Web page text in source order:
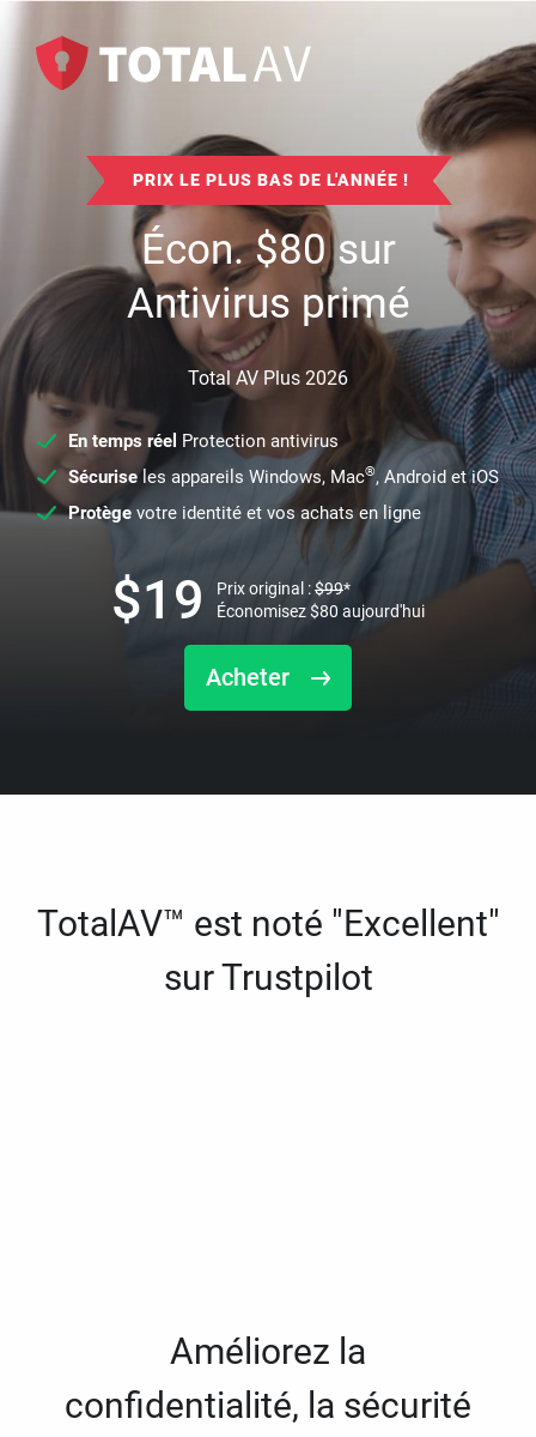
PRIX LE PLUS BAS DE L'ANNÉE !
Écon.$80sur
Antivirus primé
Total AV Plus 2026
En temps réel Protection antivirus
Sécuriseles appareils Windows, Mac®, Android et iOS
Protège votre identité et vos achats en ligne
Acheter
$19 Prix original :$99*
Économisez$80 aujourd'hui
TotalAV™ est noté "Excellent"
sur Trustpilot
Améliorez la
confidentialité, la sécurité